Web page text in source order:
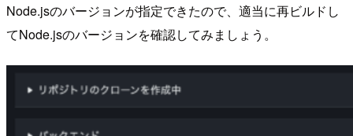
Node.jsのバージョンが指定できたので、適当に再ビルドし
てNode.jsのバージョンを確認してみましょう。